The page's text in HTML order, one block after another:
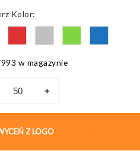
Kolor
w magazynie
+
Z LOGO